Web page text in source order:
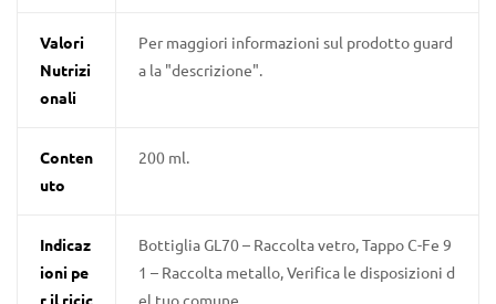
Valori
Nutrizi
onali
Per maggiori informazioni sul prodotto guard
a la "descrizione".
Conten
uto
200 ml.
Indicaz
ioni pe
r il ricic
Bottiglia GL70 – Raccolta vetro, Tappo C-Fe 9
1 – Raccolta metallo, Verifica le disposizioni d
el tuo comune